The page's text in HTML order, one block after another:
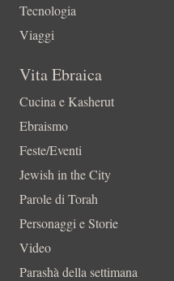
Tecnologia
Viaggi
Vita Ebraica
Cucina e Kasherut
Ebraismo
Feste/Eventi
Jewish in the City
Parole di Torah
Personaggi e Storie
Video
Parashà della settimana